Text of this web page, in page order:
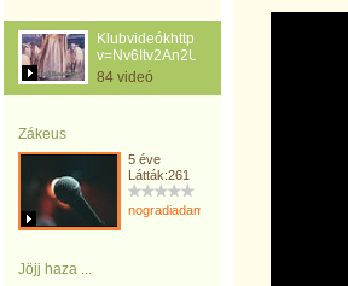
Klubvideókhttp://www.youtube.com/
v=Nv6Itv2An2U
84 videó
Zákeus
5 éve
Látták:261
nogradiadam
Jöjj haza ...